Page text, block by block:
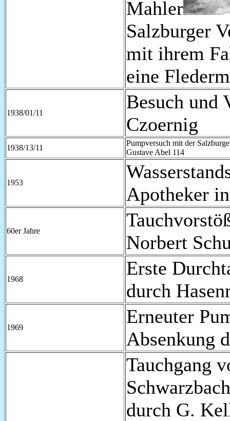
Mahler
Salzburger
mit ihrem
eine
1938/01/11
Besuch und
Czoernig
1938/13/11
Pumpversuch mit der
Gustave Abel 114
1953
Apotheker
60er Jahre
Norbert
1968
Erste
durch
1969
Erneuter
Absenkung
Tauchgang
durch G.